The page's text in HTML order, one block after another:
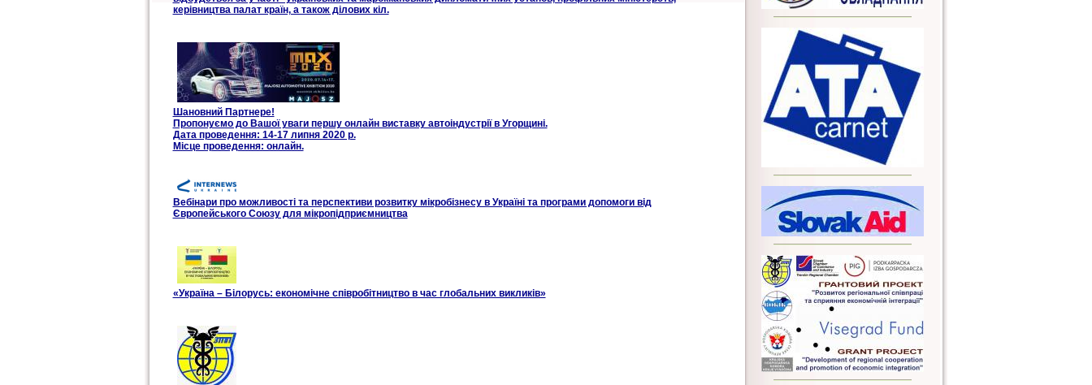
керівництва палат країн, а також ділових кіл.
Шановний Партнере!
Пропонуємо до Вашої уваги першу онлайн виставку автоіндустрії в Угорщині.
Дата проведення: 14-17 липня 2020 р.
Місце проведення: онлайн.
Вебінари про можливості та перспективи розвитку мікробізнесу в Україні та програми допомоги від
Європейського Союзу для мікропідприємництва
«Україна – Білорусь: економічне співробітництво в час глобальних викликів»